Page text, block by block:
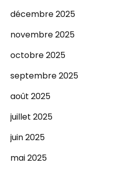
décembre 2025
novembre 2025
octobre 2025
septembre 2025
août 2025
juillet 2025
juin 2025
mai 2025